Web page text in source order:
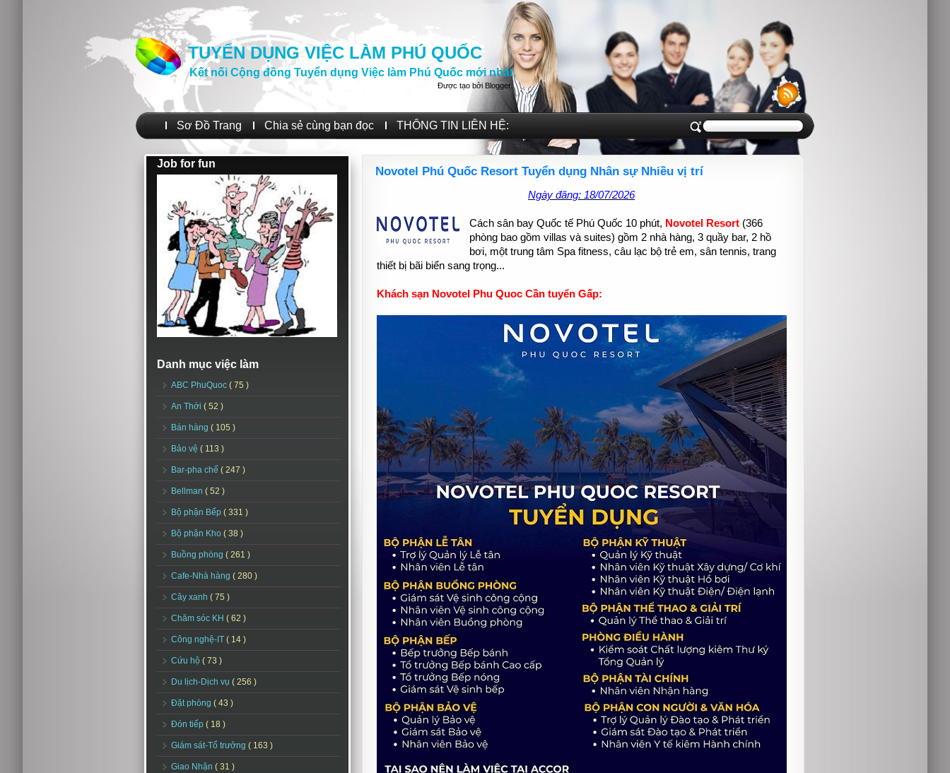
TUYỂN DỤNG VIỆC LÀM PHÚ QUỐC
Kết nối Cộng đồng Tuyển dụng Việc làm Phú Quốc mới nhất.
Được tạo bởi Blogger.
Sơ Đồ Trang Chia sẻ cùng bạn đọc THÔNG TIN LIÊN HỆ:
Job for fun
Danh mục việc làm
ABC PhuQuoc ( 75 )
An Thới ( 52 )
Bán hàng ( 105 )
Bảo vệ ( 113 )
Bar-pha chế ( 247 )
Bellman ( 52 )
Bộ phận Bếp ( 331 )
Bộ phận Kho ( 38 )
Buồng phòng ( 261 )
Cafe-Nhà hàng ( 280 )
Cây xanh ( 75 )
Chăm sóc KH ( 62 )
Công nghệ-IT ( 14 )
Cứu hộ ( 73 )
Du lịch-Dịch vụ ( 256 )
Đặt phòng ( 43 )
Đón tiếp ( 18 )
Giám sát-Tổ trưởng ( 163 )
Giao Nhận ( 31 )
Novotel Phú Quốc Resort Tuyển dụng Nhân sự Nhiều vị trí
Ngày đăng: 18/07/2026
Cách sân bay Quốc tế Phú Quốc 10 phút, Novotel Resort (366
phòng bao gồm villas và suites) gồm 2 nhà hàng, 3 quầy bar, 2 hồ
bơi, một trung tâm Spa fitness, câu lạc bộ trẻ em, sân tennis, trang
thiết bị bãi biển sang trọng...
Khách sạn Novotel Phu Quoc Cần tuyển Gấp: